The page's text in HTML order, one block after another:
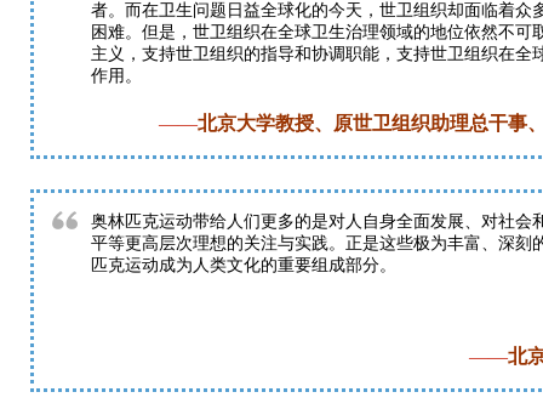
者。而在卫生问题日益全球化的今天，世卫组织却面临着众
困难。但是，世卫组织在全球卫生治理领域的地位依然不可
主义，支持世卫组织的指导和协调职能，支持世卫组织在全
作用。
——北京大学教授、原世卫组织助理总干事
奥林匹克运动带给人们更多的是对人自身全面发展、对社会
平等更高层次理想的关注与实践。正是这些极为丰富、深刻
匹克运动成为人类文化的重要组成部分。
——北